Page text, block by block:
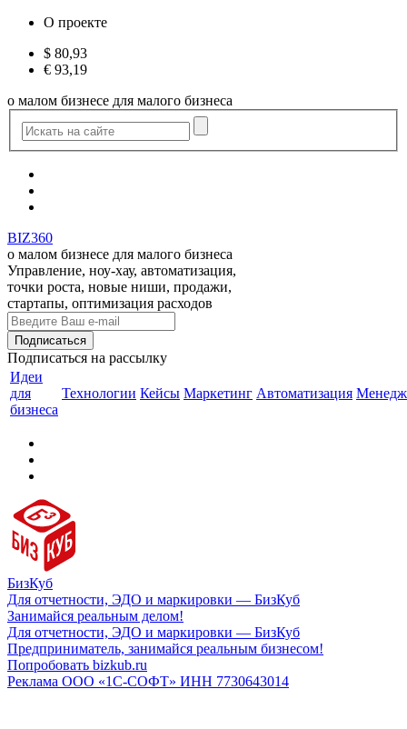
О проекте
$ 80,93
€ 93,19
о малом бизнесе для малого бизнеса
BIZ360
о малом бизнесе для малого бизнеса
Управление, ноу-хау, автоматизация,
точки роста, новые ниши, продажи,
стартапы, оптимизация расходов
Подписаться на рассылку
Идеи
для
бизнеса
Технологии Кейсы Маркетинг Автоматизация
БизКуб
Для отчетности, ЭДО и маркировки — БизКуб
Занимайся реальным делом!
Для отчетности, ЭДО и маркировки — БизКуб
Предприниматель, занимайся реальным бизнесом!
Попробовать bizkub.ru
Реклама ООО «1С-СОФТ» ИНН 7730643014